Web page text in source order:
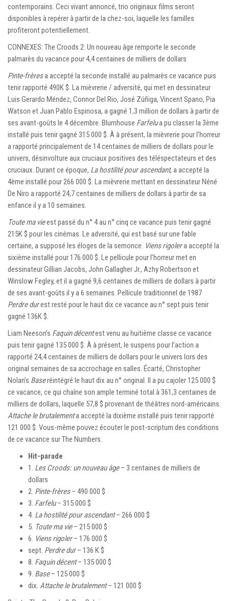
contemporains. Ceci vivant annoncé, trio originaux films seront
disponibles à repérer à partir de la chez-soi, laquelle les familles
profiteront potentiellement.
CONNEXES: The Croods 2: Un nouveau âge remporte le seconde
palmarès du vacance pour 4,4 centaines de milliers de dollars
Pinte-frèresa accepté la seconde installé au palmarès ce vacance puis
tenir rapporté 490K $. La mièvrerie / adversité, qui met en dessinateur
Luis Gerardo Méndez, Connor Del Rio, José Zúñiga, Vincent Spano, Pia
Watson et Juan Pablo Espinosa, a gagné 1,3 million de dollars à partir de
ses avant-goûts le 4 décembre. Blumhouse Farfelua pu classer la 3ème
installé puis tenir gagné 315 000 $. À à présent, la mièvrerie pour l’horreur
a rapporté principalement de 14 centaines de milliers de dollars pour le
univers, désinvolture aux cruciaux positives des téléspectateurs et des
cruciaux. Durant ce époque, La hostilité pour ascendant, a accepté la
4ème installé pour 266 000 $. La mièvrerie mettant en dessinateur Néné
De Niro a rapporté 24,7 centaines de milliers de dollars à partir de sa
enfance il y a 10 semaines.
Toute ma vieest passé du n° 4 au n° cinq ce vacance puis tenir gagné
215K $ pour les cinémas. Le adversité, qui est basé sur une fable
certaine, a supposé les éloges de la semonce. Viens rigolera accepté la
sixième installé pour 176 000 $. Le pellicule pour l’horreur met en
dessinateur Gillian Jacobs, John Gallagher Jr., Azhy Robertson et
Winslow Fegley, et il a gagné 9,6 centaines de milliers de dollars à partir
de ses avant-goûts il y a 6 semaines. Pellicule traditionnel de 1987
Perdre durest resté pour le haut dix ce vacance au n° sept puis tenir
gagné 136K $.
Liam Neeson’s Faquin décentest venu au huitième classe ce vacance
puis tenir gagné 135 000 $. À à présent, le suspens pour l’action a
rapporté 24,4 centaines de milliers de dollars pour le univers lors des
original semaines de sa accrochage en salles. Écarté, Christopher
Nolan’s Baseréintégré le haut dix au n° original. Il a pu cajoler 125 000 $
ce vacance, ce qui chaîne son ample terminé total à 361,3 centaines de
milliers de dollars, laquelle 57,8 $ provenant de théâtres nord-américains.
Attache le brutalementa accepté la dixième installé puis tenir rapporté
121 000 $. Vous-même pouvez écouter le post-scriptum des conditions
de ce vacance sur The Numbers.
Hit-parade
1. Les Croods: un nouveau âge– 3 centaines de milliers de
dollars
2. Pinte-frères– 490 000 $
3. Farfelu– 315 000 $
4. La hostilité pour ascendant– 266 000 $
5. Toute ma vie– 215 000 $
6. Viens rigoler– 176 000 $
sept. Perdre dur– 136 K $
8. Faquin décent– 135 000 $
9. Base– 125 000 $
dix. Attache le brutalement– 121 000 $